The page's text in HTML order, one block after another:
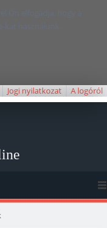
Ön elfogadja, hogy a
használunk.
Jogi nyilatkozat A logóról